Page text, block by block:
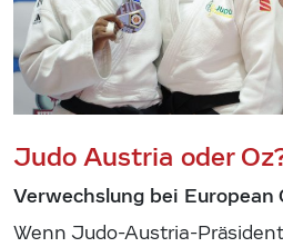
Judo Austria oder
Verwechslung bei European
Wenn Judo-Austria-